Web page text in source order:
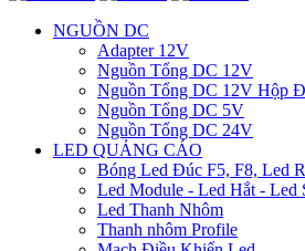
NGUỒN DC
Adapter 12V
Nguồn Tổng DC 12V
Nguồn Tổng DC 12V Hộp
Nguồn Tổng DC 5V
Nguồn Tổng DC 24V
LED QUẢNG CÁO
Bóng Led Đúc F5, F8, Led
Led Module - Led Hắt - Led
Led Thanh Nhôm
Thanh nhôm Profile